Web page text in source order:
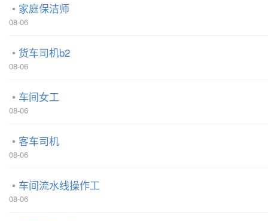
家庭保洁师
08-06
货车司机b2
08-06
车间女工
08-06
客车司机
08-06
车间流水线操作工
08-06